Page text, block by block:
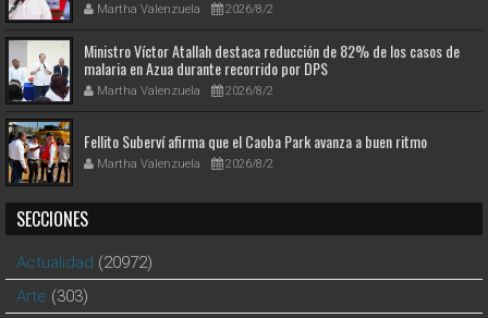
Martha Valenzuela 2026/8/2
Ministro Víctor Atallah destaca reducción de 82% de los casos de
malaria en Azua durante recorrido por DPS
Martha Valenzuela 2026/8/2
Fellito Suberví afirma que el Caoba Park avanza a buen ritmo
Martha Valenzuela 2026/8/2
SECCIONES
Actualidad (20972)
Arte (303)